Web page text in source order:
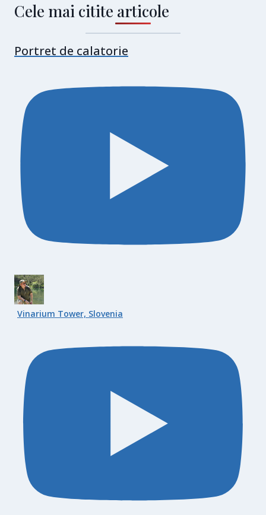
Cele mai citite articole
Portret de calatorie
Vinarium Tower, Slovenia